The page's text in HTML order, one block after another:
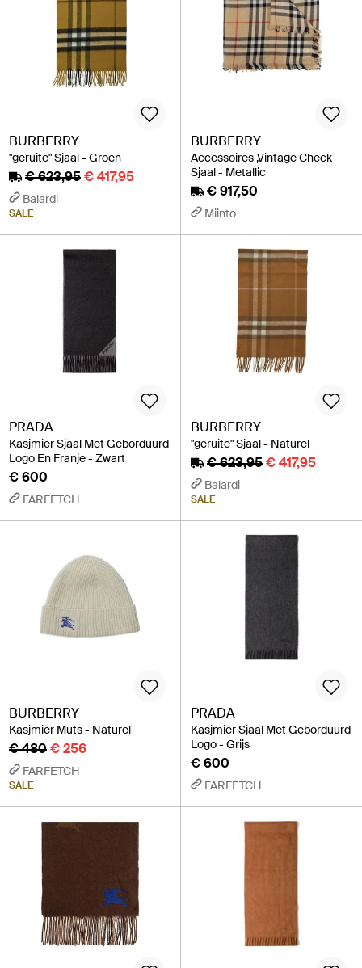
BURBERRY
"geruite" Sjaal - Groen
€ 623,95€ 417,95
Balardi
SALE
BURBERRY
Accessoires ,Vintage Check
Sjaal - Metallic
€ 917,50
Miinto
PRADA
Kasjmier Sjaal Met Geborduurd
Logo En Franje - Zwart
€ 600
FARFETCH
BURBERRY
"geruite" Sjaal - Naturel
€ 623,95€ 417,95
Balardi
SALE
BURBERRY
Kasjmier Muts - Naturel
€ 480€ 256
FARFETCH
SALE
PRADA
Kasjmier Sjaal Met Geborduurd
Logo - Grijs
€ 600
FARFETCH